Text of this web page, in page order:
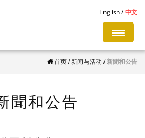
English 中文
首页 /新闻与活动 /新聞和公告
聞和公告